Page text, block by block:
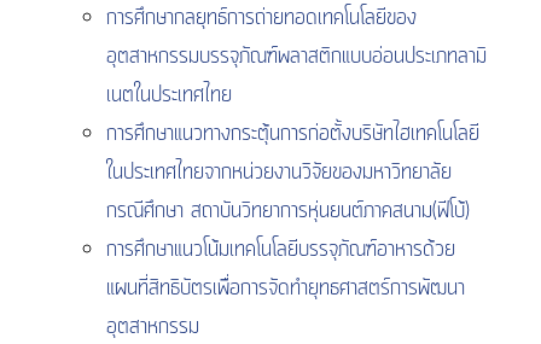
การศึกษากลยุทธ์การถ่ายทอดเทคโนโลยีของ
อุตสาหกรรมบรรจุภัณฑ์พลาสติกแบบอ่อนประเภทลามิ
เนตในประเทศไทย
การศึกษาแนวทางกระตุ้นการก่อตั้งบริษัทไฮเทคโนโลยี
ในประเทศไทยจากหน่วยงานวิจัยของมหาวิทยาลัย
กรณีศึกษา สถาบันวิทยาการหุ่นยนต์ภาคสนาม(ฟีโบ้)
การศึกษาแนวโน้มเทคโนโลยีบรรจุภัณฑ์อาหารด้วย
แผนที่สิทธิบัตรเพื่อการจัดทำยุทธศาสตร์การพัฒนา
อุตสาหกรรม